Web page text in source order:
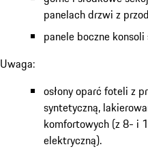
panelach drzwi z
panele boczne
Uwaga:
osłony oparć foteli z
syntetyczną,
komfortowych (z 8- i
elektryczną).